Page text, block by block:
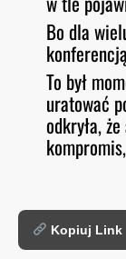
Bo dla
To był
uratować
odkryła,
Kopiuj Link